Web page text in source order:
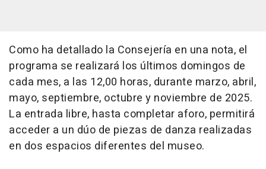
Como ha detallado la Consejería en una nota, el
programa se realizará los últimos domingos de
cada mes, a las 12,00 horas, durante marzo, abril,
mayo, septiembre, octubre y noviembre de 2025.
La entrada libre, hasta completar aforo, permitirá
acceder a un dúo de piezas de danza realizadas
en dos espacios diferentes del museo.